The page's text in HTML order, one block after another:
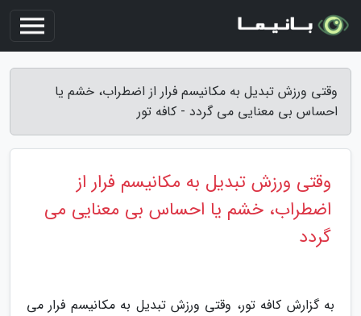
وقتی ورزش تبدیل به مکانیسم فرار از اضطراب، خشم یا
احساس بی معنایی می گردد - کافه تور
وقتی ورزش تبدیل به مکانیسم فرار از
اضطراب، خشم یا احساس بی معنایی می
گردد
به گزارش کافه تور، وقتی ورزش تبدیل به مکانیسم فرار می